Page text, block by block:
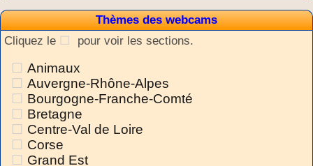
Thèmes des webcams
Cliquez le
pour voir les sections.
Animaux
Auvergne-Rhône-Alpes
Bourgogne-Franche-Comté
Bretagne
Centre-Val de Loire
Corse
Grand Est